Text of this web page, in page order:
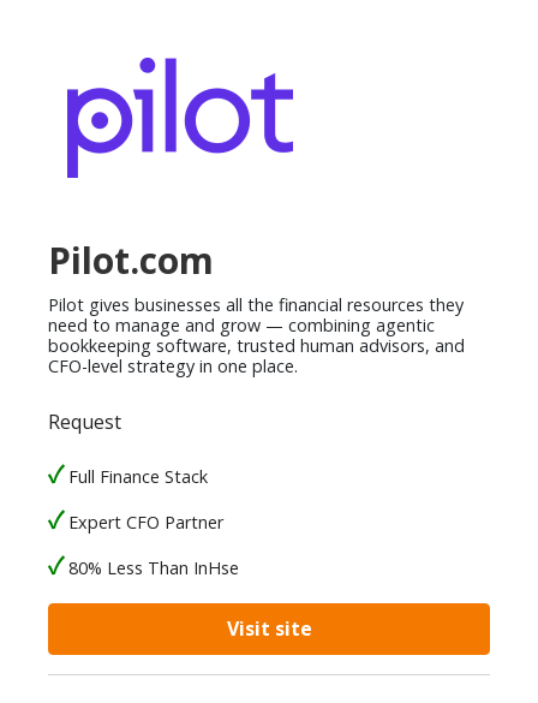
Pilot.com
Pilot gives businesses all the financial resources they
need to manage and grow — combining agentic
bookkeeping software, trusted human advisors, and
CFO-level strategy in one place.
Request
Full Finance Stack
Expert CFO Partner
80% Less Than InHse
Visit site